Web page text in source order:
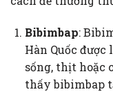
Bibimbap:
Hàn Quốc
sống, thịt hoặc
thấy bibimbap